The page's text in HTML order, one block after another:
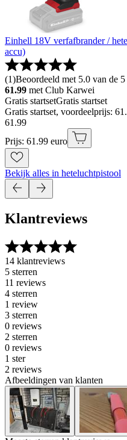
Einhell 18V verfafbrander /
accu)
(1)Beoordeeld met 5.0 van de
61.99 met Club Karwei
Gratis startsetGratis startset
Gratis startset, voordeelprijs:
61 .99
Prijs: 61.99 euro
Bekijk alles in heteluchtpistool
Klantreviews
14 klantreviews
5 sterren
11 reviews
4 sterren
1 review
3 sterren
0 reviews
2 sterren
0 reviews
1 ster
2 reviews
Afbeeldingen van klanten